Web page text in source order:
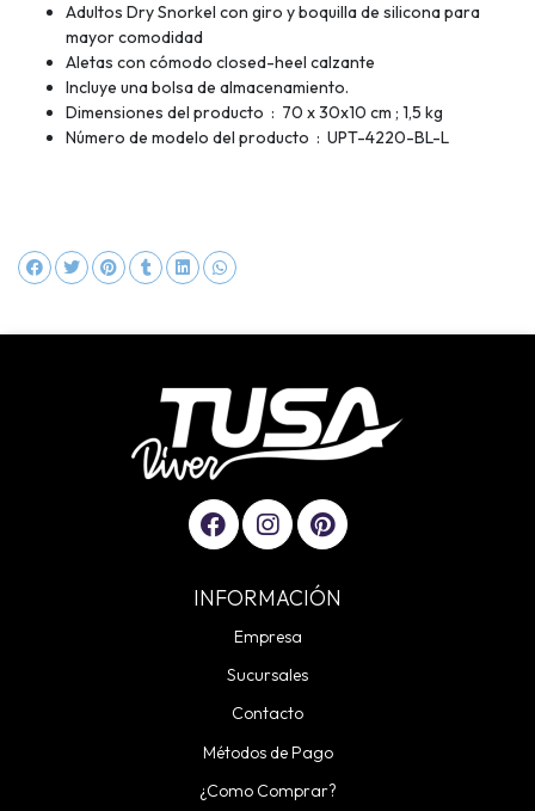
Adultos Dry Snorkel con giro y boquilla de silicona para
mayor comodidad
Aletas con cómodo closed-heel calzante
Incluye una bolsa de almacenamiento.
Dimensiones del producto ‏ : ‎ 70 x 30x10 cm ; 1,5 kg
Número de modelo del producto ‏ : ‎ UPT-4220-BL-L
INFORMACIÓN
Empresa
Sucursales
Contacto
Métodos de Pago
¿Como Comprar?